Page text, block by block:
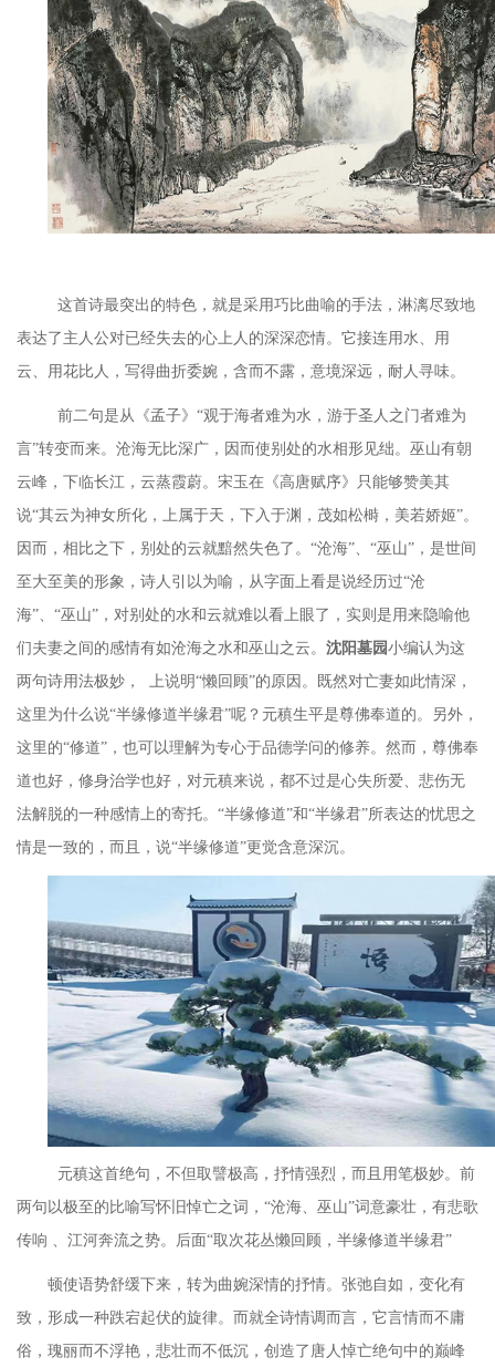
这首诗最突出的特色，就是采用巧比曲喻的手法，淋漓尽致地
表达了主人公对已经失去的心上人的深深恋情。它接连用水、用
云、用花比人，写得曲折委婉，含而不露，意境深远，耐人寻味。
前二句是从《孟子》“观于海者难为水，游于圣人之门者难为
言”转变而来。沧海无比深广，因而使别处的水相形见绌。巫山有朝
云峰，下临长江，云蒸霞蔚。宋玉在《高唐赋序》只能够赞美其
说“其云为神女所化，上属于天，下入于渊，茂如松榯，美若娇姬”。
因而，相比之下，别处的云就黯然失色了。“沧海”、“巫山”，是世间
至大至美的形象，诗人引以为喻，从字面上看是说经历过“沧
海”、“巫山”，对别处的水和云就难以看上眼了，实则是用来隐喻他
们夫妻之间的感情有如沧海之水和巫山之云。 沈阳墓园小编认为这
两句诗用法极妙，
上说明“懒回顾”的原因。既然对亡妻如此情深，
这里为什么说“半缘修道半缘君”呢？元稹生平是尊佛奉道的。另外，
这里的“修道”，也可以理解为专心于品德学问的修养。然而，尊佛奉
道也好，修身治学也好，对元稹来说，都不过是心失所爱、悲伤无
法解脱的一种感情上的寄托。“半缘修道”和“半缘君”所表达的忧思之
情是一致的，而且，说“半缘修道”更觉含意深沉。
元稹这首绝句，不但取譬极高，抒情强烈，而且用笔极妙。前
两句以极至的比喻写怀旧悼亡之词， “沧海、巫山”词意豪壮，有悲歌
传响 、江河奔流之势。后面“取次花丛懒回顾，半缘修道半缘君”
顿使语势舒缓下来，转为曲婉深情的抒情。张弛自如，变化有
致，形成一种跌宕起伏的旋律。而就全诗情调而言，它言情而不庸
俗，瑰丽而不浮艳，悲壮而不低沉，创造了唐人悼亡绝句中的巅峰